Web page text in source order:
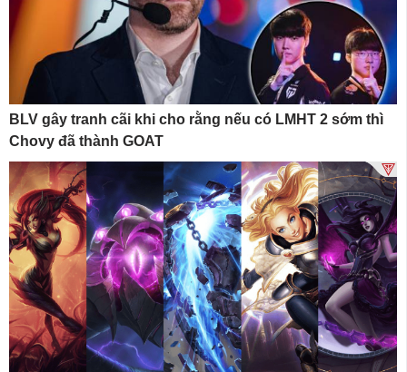
BLV gây tranh cãi khi cho rằng nếu có LMHT 2 sớm thì
Chovy đã thành GOAT